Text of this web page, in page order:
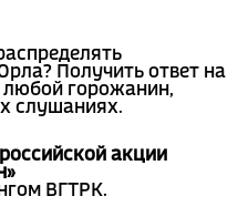
Получить ответ на
любой горожанин,
слушаниях.
акции
ВГТРК.